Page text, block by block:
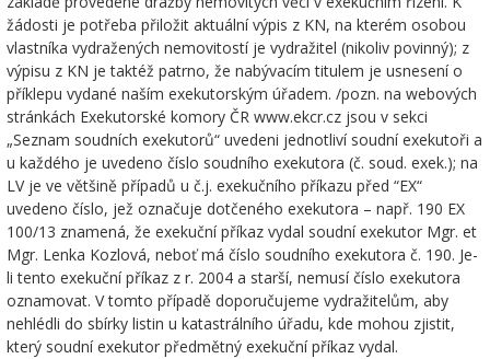
žádosti je potřeba přiložit aktuální výpis z KN, na kterém osobou
vlastníka vydražených nemovitostí je vydražitel (nikoliv povinný); z
výpisu z KN je taktéž patrno, že nabývacím titulem je usnesení o
příklepu vydané naším exekutorským úřadem. /pozn. na webových
stránkách Exekutorské komory ČR www.ekcr.cz jsou v sekci
„Seznam soudních exekutorů“ uvedeni jednotliví soudní exekutoři a
u každého je uvedeno číslo soudního exekutora (č. soud. exek.); na
LV je ve většině případů u č.j. exekučního příkazu před “EX“
uvedeno číslo, jež označuje dotčeného exekutora – např. 190 EX
100/13 znamená, že exekuční příkaz vydal soudní exekutor Mgr. et
Mgr. Lenka Kozlová, neboť má číslo soudního exekutora č. 190. Je-
li tento exekuční příkaz z r. 2004 a starší, nemusí číslo exekutora
oznamovat. V tomto případě doporučujeme vydražitelům, aby
nehlédli do sbírky listin u katastrálního úřadu, kde mohou zjistit,
který soudní exekutor předmětný exekuční příkaz vydal.